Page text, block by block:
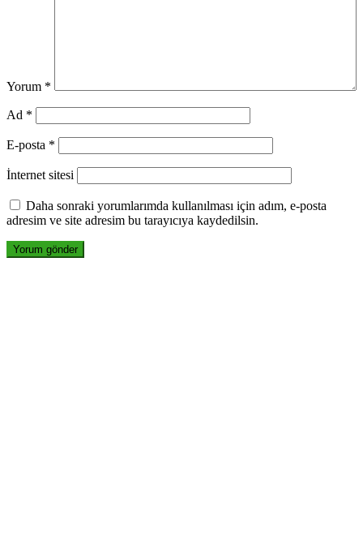
Yorum *
Ad *
E-posta *
İnternet sitesi
Daha sonraki yorumlarımda kullanılması için adım, e-posta
adresim ve site adresim bu tarayıcıya kaydedilsin.